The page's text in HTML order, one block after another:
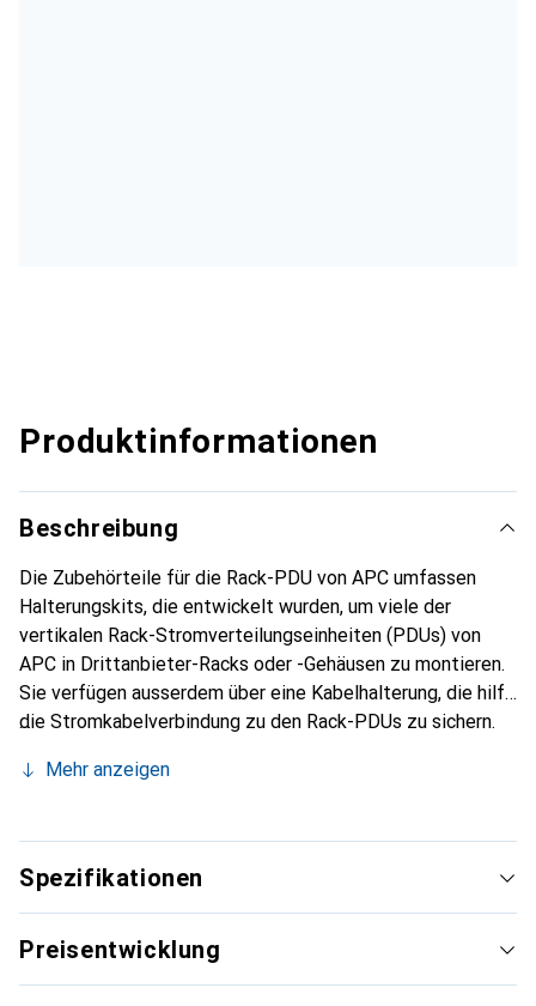
Produktinformationen
Beschreibung
Die Zubehörteile für die Rack-PDU von APC umfassen
Halterungskits, die entwickelt wurden, um viele der
vertikalen Rack-Stromverteilungseinheiten (PDUs) von
APC in Drittanbieter-Racks oder -Gehäusen zu montieren.
Sie verfügen ausserdem über eine Kabelhalterung, die hilft,
die Stromkabelverbindung zu den Rack-PDUs zu sichern.
Switched-Rack-PDUs können diese Halterungskits nutzen.
ob Ihre Rack-PDU mit diesen Halterungen kompatibel ist,
und konsultieren Sie die Modellnamen für die
Kompatibilität mit Rack-Anbietern.
Mehr anzeigen
Spezifikationen
Preisentwicklung